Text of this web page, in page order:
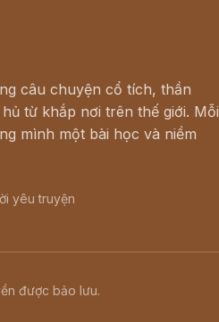
câu chuyện cổ tích, thần
từ khắp nơi trên thế giới. Mỗi
mình một bài học và niềm
yêu truyện
được bảo lưu.